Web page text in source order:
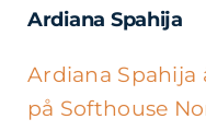
Ardiana Spahija
Ardiana Spahija
på Softhouse